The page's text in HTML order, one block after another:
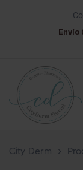
Envío
City Derm >